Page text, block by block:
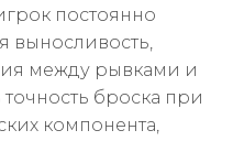
постоянно
выносливость,
между рывками и
броска при
компонента,